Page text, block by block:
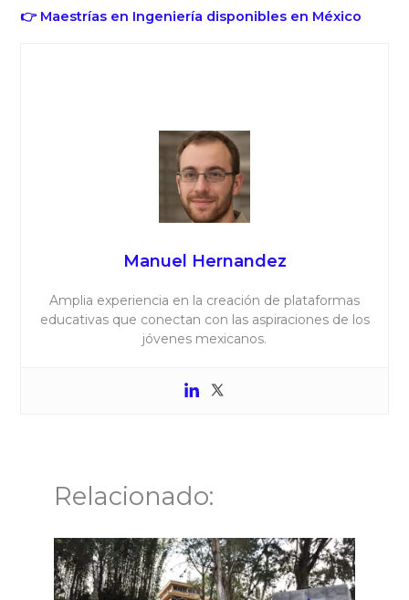
👉 Maestrías en Ingeniería disponibles en México
Manuel Hernandez
Amplia experiencia en la creación de plataformas
educativas que conectan con las aspiraciones de los
jóvenes mexicanos.
Relacionado: